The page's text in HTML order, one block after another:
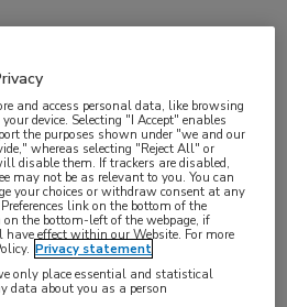
and access personal data, like browsing
device. Selecting "I Accept" enables
the purposes shown under "we and our
whereas selecting "Reject All" or
disable them. If trackers are disabled,
may not be as relevant to you. You can
your choices or withdraw consent at any
link on the bottom of the
the bottom-left of the webpage, if
effect within our Website. For more
Privacy statement
only place essential and statistical
data about you as a person